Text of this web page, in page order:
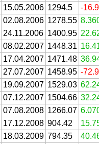
15.05.2006 1294.5
-
02.08.2006 1278.55
24.11.2006 1400.95
08.02.2007 1448.31
17.04.2007 1471.48
27.07.2007 1458.95 -
19.09.2007 1529.03
07.12.2007 1504.66
07.08.2008 1266.07
17.12.2008 904.42
18.03.2009 794.35